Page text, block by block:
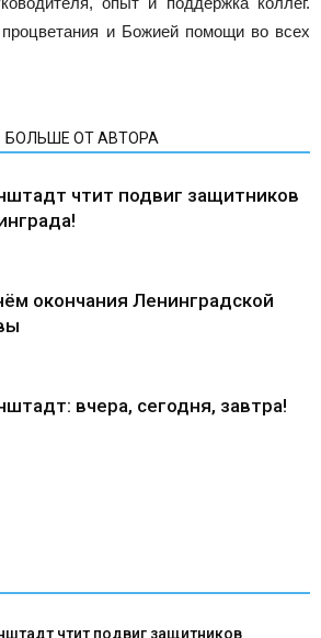
и Божией помощи во всех
БОЛЬШЕ ОТ АВТОРА
чтит подвиг защитников
окончания Ленинградской
вчера, сегодня, завтра!
чтит подвиг защитников